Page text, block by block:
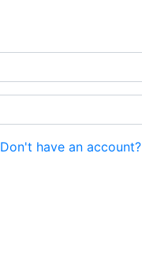
Don't have an account?